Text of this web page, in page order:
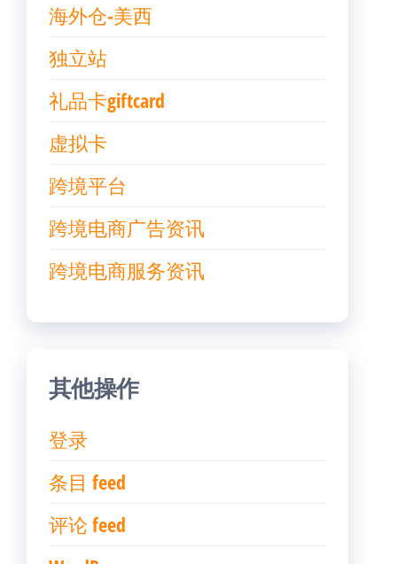
海外仓-美西
独立站
礼品卡giftcard
虚拟卡
跨境平台
跨境电商广告资讯
跨境电商服务资讯
其他操作
登录
条目 feed
评论 feed